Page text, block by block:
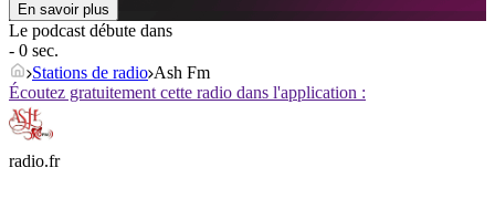
En savoir plus
Le podcast débute dans
- 0 sec.
Stations de radio Ash Fm
Écoutez gratuitement cette radio dans l'application :
radio.fr